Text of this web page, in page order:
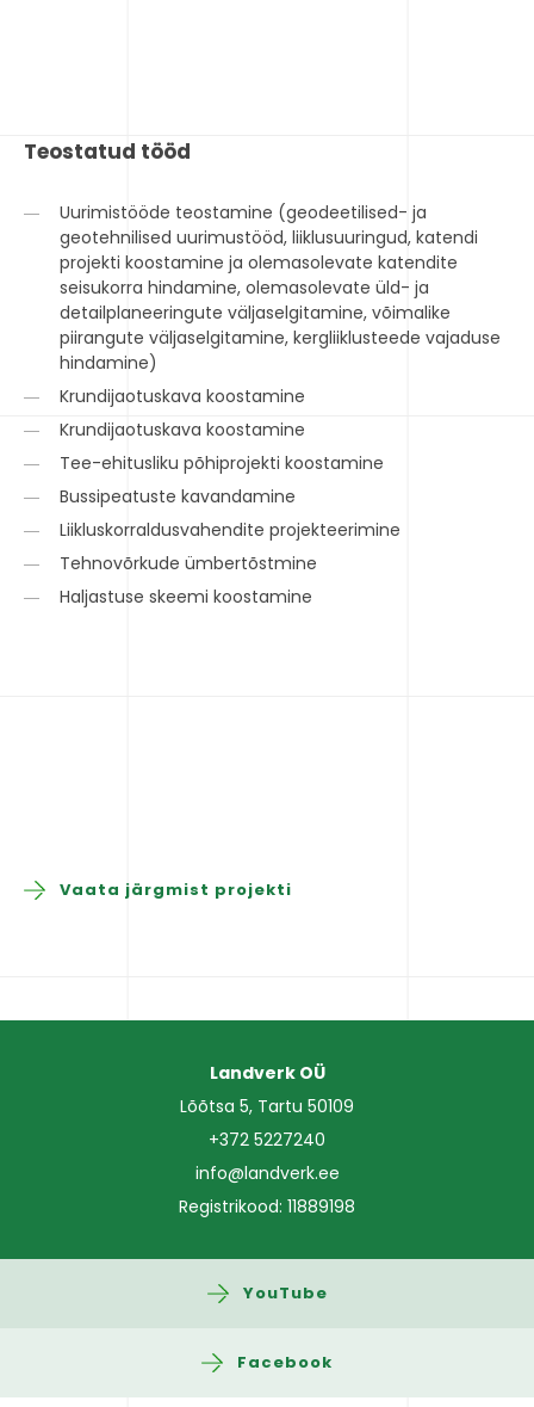
Teostatud tööd
Uurimistööde teostamine (geodeetilised- ja
geotehnilised uurimustööd, liiklusuuringud, katendi
projekti koostamine ja olemasolevate katendite
seisukorra hindamine, olemasolevate üld- ja
detailplaneeringute väljaselgitamine, võimalike
piirangute väljaselgitamine, kergliiklusteede vajaduse
hindamine)
Krundijaotuskava koostamine
Krundijaotuskava koostamine
Tee-ehitusliku põhiprojekti koostamine
Bussipeatuste kavandamine
Liikluskorraldusvahendite projekteerimine
Tehnovõrkude ümbertõstmine
Haljastuse skeemi koostamine
Vaata järgmist projekti
Landverk OÜ
Lõõtsa 5, Tartu 50109
+372 5227240
info@landverk.ee
Registrikood: 11889198
YouTube
Facebook